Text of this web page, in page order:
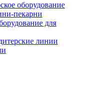
оборудование
пекарни
для
линии